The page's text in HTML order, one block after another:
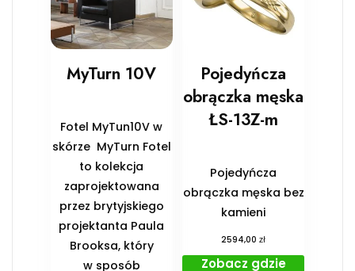
MyTurn 10V
Fotel MyTun10V w
skórze MyTurn Fotel
to kolekcja
zaprojektowana
przez brytyjskiego
projektanta Paula
Brooksa, który
w sposób
Pojedyńcza
obrączka męska
ŁS-13Z-m
Pojedyńcza
obrączka męska bez
kamieni
2594,00zł
Zobacz gdzie